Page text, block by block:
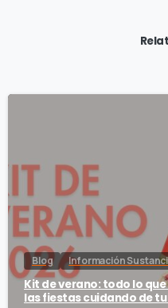
Blog Información
Kit de verano: todo lo
las fiestas cuidando de